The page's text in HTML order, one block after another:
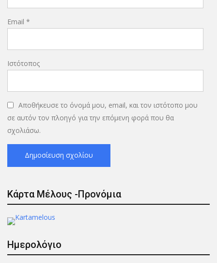
Email *
Ιστότοπος
Αποθήκευσε το όνομά μου, email, και τον ιστότοπο μου
σε αυτόν τον πλοηγό για την επόμενη φορά που θα
σχολιάσω.
Κάρτα Μέλους -Προνόμια
Ημερολόγιο